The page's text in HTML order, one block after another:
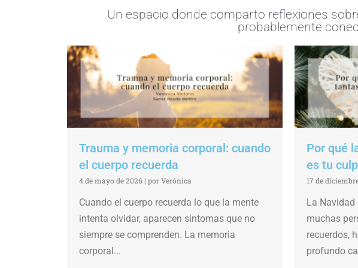
Un espacio donde comparto reflexiones
probablemente
Trauma y memoria corporal: cuando
el cuerpo recuerda
4 de mayo de 2026 | por Verónica
Cuando el cuerpo recuerda lo que la mente
intenta olvidar, aparecen síntomas que no
siempre se comprenden. La memoria
corporal...
Por qué
es tu
17 de
La Navidad
muchas
recuerdos,
profundo